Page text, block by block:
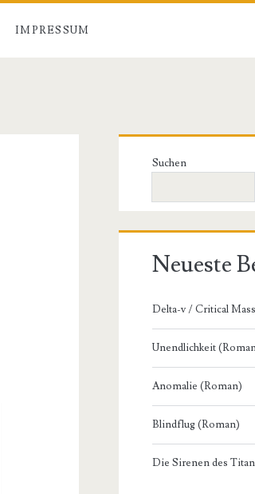
IMPRESSUM
Primäre
Suchen
Neueste
Delta-v / Critical
Unendlichkeit
Anomalie (Roman)
Blindflug (Roman)
Die Sirenen des Titan